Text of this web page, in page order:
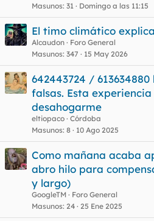
Masunos 31 Domingo a las 11:15
El timo climático
Alcaudon
Foro General
Masunos 347 15 May 2026
642443724 /
falsas. Esta
desahogarme
eltiopaco Córdoba
Masunos 8 10 Ago 2025
Como mañana acaba
abro hilo para
y largo)
GoogleTM
Foro General
Masunos 24 25 Ene 2025